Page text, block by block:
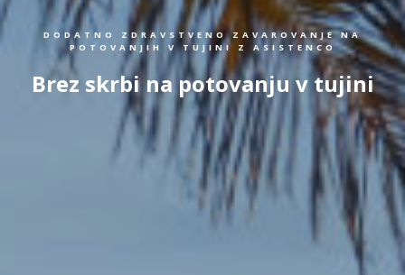
DODATNO ZDRAVSTVENO ZAVAROVANJE NA
POTOVANJIH V TUJINI Z ASISTENCO
Brez skrbi na potovanju v tujini